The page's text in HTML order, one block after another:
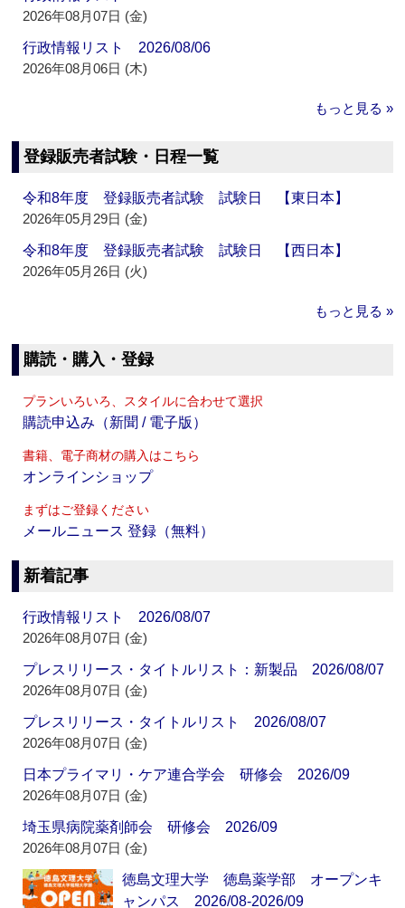
2026年08月07日 (金)
行政情報リスト 2026/08/06
2026年08月06日 (木)
もっと見る »
登録販売者試験・日程一覧
令和8年度 登録販売者試験 試験日 【東日本】
2026年05月29日 (金)
令和8年度 登録販売者試験 試験日 【西日本】
2026年05月26日 (火)
もっと見る »
購読・購入・登録
プランいろいろ、スタイルに合わせて選択
購読申込み（新聞 / 電子版）
書籍、電子商材の購入はこちら
オンラインショップ
まずはご登録ください
メールニュース 登録（無料）
新着記事
行政情報リスト 2026/08/07
2026年08月07日 (金)
プレスリリース・タイトルリスト：新製品 2026/08/07
2026年08月07日 (金)
プレスリリース・タイトルリスト 2026/08/07
2026年08月07日 (金)
日本プライマリ・ケア連合学会 研修会 2026/09
2026年08月07日 (金)
埼玉県病院薬剤師会 研修会 2026/09
2026年08月07日 (金)
徳島文理大学 徳島薬学部 オープンキ
ャンパス 2026/08-2026/09